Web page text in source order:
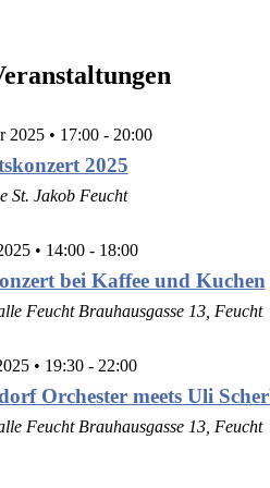
2025 • 17:00- 20:00
2025
St. Jakob Feucht
• 14:00- 18:00
bei Kaffee und Kuchen
Feucht Brauhausgasse 13, Feucht
• 19:30- 22:00
Orchester meets Uli
Feucht Brauhausgasse 13, Feucht